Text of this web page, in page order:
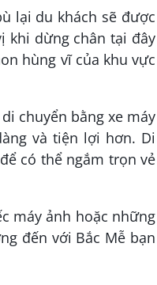
lại du khách sẽ được
khi dừng chân tại đây
hùng vĩ của khu vực
chuyển bằng xe máy
và tiện lợi hơn. Di
có thể ngắm trọn vẻ
máy ảnh hoặc những
đến với Bắc Mễ bạn